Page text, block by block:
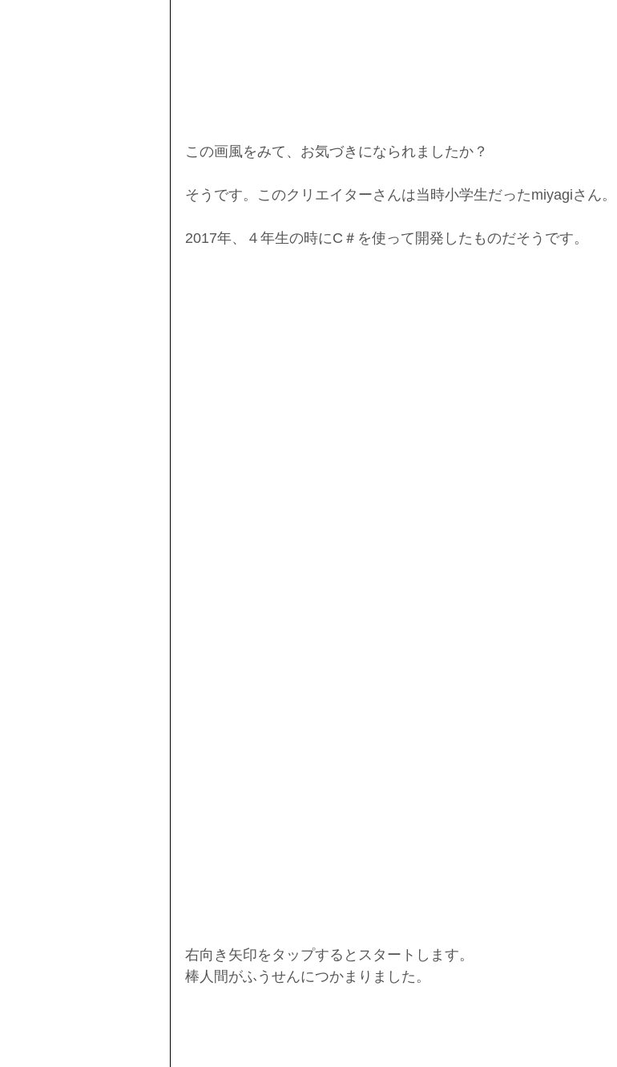
この画風をみて、お気づきになられましたか？
そうです。このクリエイターさんは当時小学生だったmiyagiさん。
2017年、４年生の時にC＃を使って開発したものだそうです。
右向き矢印をタップするとスタートします。
棒人間がふうせんにつかまりました。